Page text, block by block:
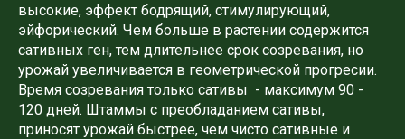
высокие, эффект бодрящий, стимулирующий,
эйфорический. Чем больше в растении содержится
сативных ген, тем длительнее срок созревания, но
урожай увеличивается в геометрической прогресии.
Время созревания только сативы - максимум 90 -
120 дней. Штаммы с преобладанием сативы,
приносят урожай быстрее, чем чисто сативные и